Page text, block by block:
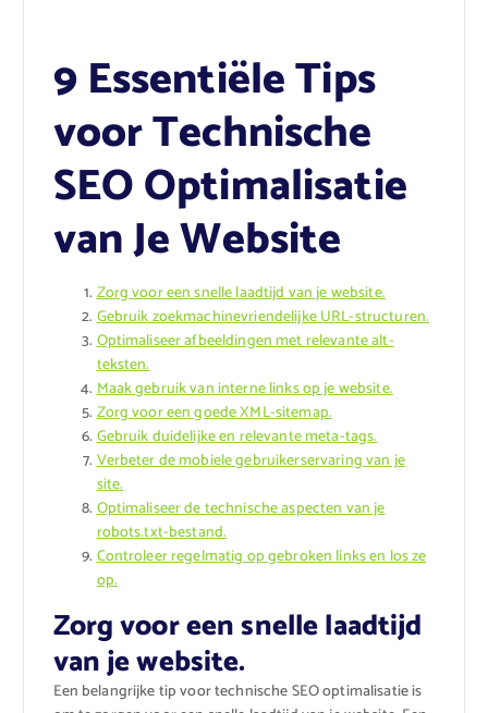
9 Essentiële Tips
voor Technische
SEO Optimalisatie
van Je Website
Zorg voor een snelle laadtijd van je website.
Gebruik zoekmachinevriendelijke URL-structuren.
Optimaliseer afbeeldingen met relevante alt-
teksten.
Maak gebruik van interne links op je website.
Zorg voor een goede XML-sitemap.
Gebruik duidelijke en relevante meta-tags.
Verbeter de mobiele gebruikerservaring van je
site.
Optimaliseer de technische aspecten van je
robots.txt-bestand.
Controleer regelmatig op gebroken links en los ze
op.
Zorg voor een snelle laadtijd
van je website.
Een belangrijke tip voor technische SEO optimalisatie is